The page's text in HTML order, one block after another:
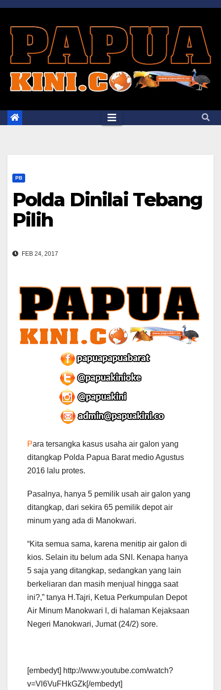
Skip
content
PB
Polda Dinilai Tebang
Pilih
FEB 24, 2017
Para tersangka kasus usaha air galon yang
ditangkap Polda Papua Barat medio Agustus
2016 lalu protes.
Pasalnya, hanya 5 pemilik usah air galon yang
ditangkap, dari sekira 65 pemilik depot air
minum yang ada di Manokwari.
“Kita semua sama, karena menitip air galon di
kios. Selain itu belum ada SNI. Kenapa hanya
5 saja yang ditangkap, sedangkan yang lain
berkeliaran dan masih menjual hingga saat
ini?,” tanya H.Tajri, Ketua Perkumpulan Depot
Air Minum Manokwari l, di halaman Kejaksaan
Negeri Manokwari, Jumat (24/2) sore.
[embedyt] http://www.youtube.com/watch?
v=Vl6VuFHkGZk[/embedyt]